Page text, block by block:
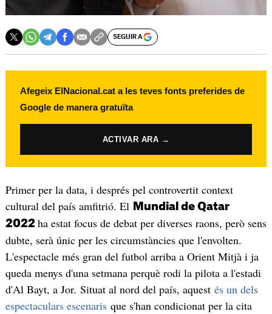
SEGUIR A
Afegeix ElNacional.cat a les teves fonts preferides de
Google de manera gratuïta
ACTIVAR ARA →
Primer per la data, i després pel controvertit context
cultural del país amfitrió. El Mundial de Qatar
2022 ha estat focus de debat per diverses raons, però sens
dubte, serà únic per les circumstàncies que l'envolten.
L'espectacle més gran del futbol arriba a Orient Mitjà i ja
queda menys d'una setmana perquè rodi la pilota a l'estadi
d'Al Bayt, a Jor. Situat al nord del país, aquest és un dels
espectaculars escenaris que s'han condicionat per la cita